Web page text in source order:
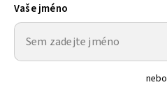
Vaše jméno
nebo